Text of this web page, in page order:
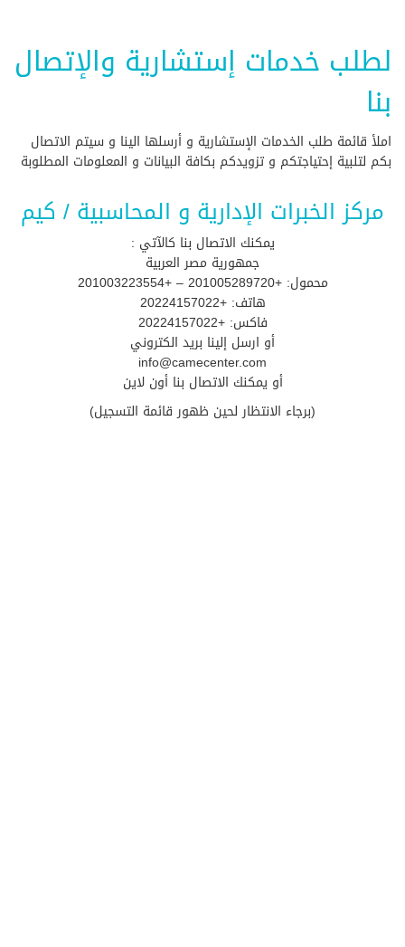
لطلب خدمات إستشارية والإتصال
بنا
املأ قائمة طلب الخدمات الإستشارية و أرسلها الينا و سيتم الاتصال
بكم لتلبية إحتياجتكم و تزويدكم بكافة البيانات و المعلومات المطلوبة
مركز الخبرات الإدارية و المحاسبية / كيم
يمكنك الاتصال بنا كالآتي :
جمهورية مصر العربية
محمول: +201005289720 – +201003223554
هاتف: +20224157022
فاكس: +20224157022
أو ارسل إلينا بريد الكتروني
info@camecenter.com
أو يمكنك الاتصال بنا أون لاين
(برجاء الانتظار لحين ظهور قائمة التسجيل)